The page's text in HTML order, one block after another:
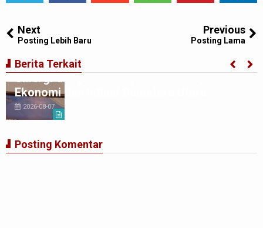
Next
Posting Lebih Baru
Previous
Posting Lama
Berita Terkait
BI Perwakilan Sumatera Utara Perkuat
Ekonomi dan Inflasi Sumatera Utara
2026-08-07
Posting Komentar